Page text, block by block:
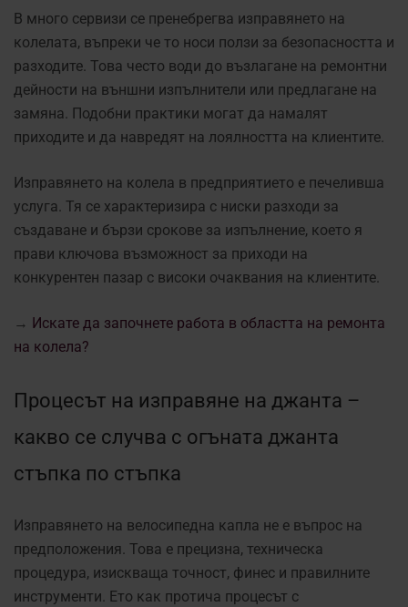
В много сервизи се пренебрегва изправянето на
колелата, въпреки че то носи ползи за безопасността и
разходите. Това често води до възлагане на ремонтни
дейности на външни изпълнители или предлагане на
замяна. Подобни практики могат да намалят
приходите и да навредят на лоялността на клиентите.
Изправянето на колела в предприятието е печеливша
услуга. Тя се характеризира с ниски разходи за
създаване и бързи срокове за изпълнение, което я
прави ключова възможност за приходи на
конкурентен пазар с високи очаквания на клиентите.
→ Искате да започнете работа в областта на ремонта
на колела?
Процесът на изправяне на джанта –
какво се случва с огъната джанта
стъпка по стъпка
Изправянето на велосипедна капла не е въпрос на
предположения. Това е прецизна, техническа
процедура, изискваща точност, финес и правилните
инструменти. Ето как протича процесът с